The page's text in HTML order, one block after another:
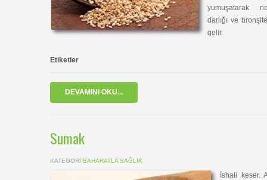
yumuşatarak
darlığı ve
gelir.
Etiketler
DEVAMINI OKU...
Sumak
KATEGORI BAHARATLA SAĞLIK
İshali keser.